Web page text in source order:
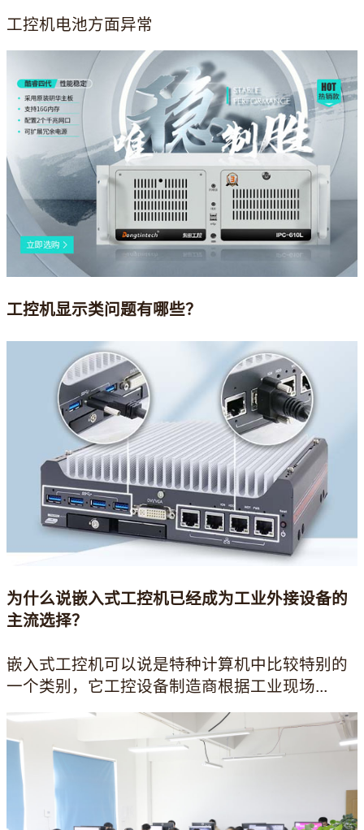
工控机电池方面异常
工控机显示类问题有哪些？
为什么说嵌入式工控机已经成为工业外接设备的
主流选择？
嵌入式工控机可以说是特种计算机中比较特别的
一个类别，它工控设备制造商根据工业现场...